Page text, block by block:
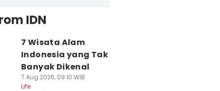
IDN
7 Wisata Alam
Indonesia yang Tak
Banyak Dikenal
7 Aug 2026, 09:10 WIB
Life